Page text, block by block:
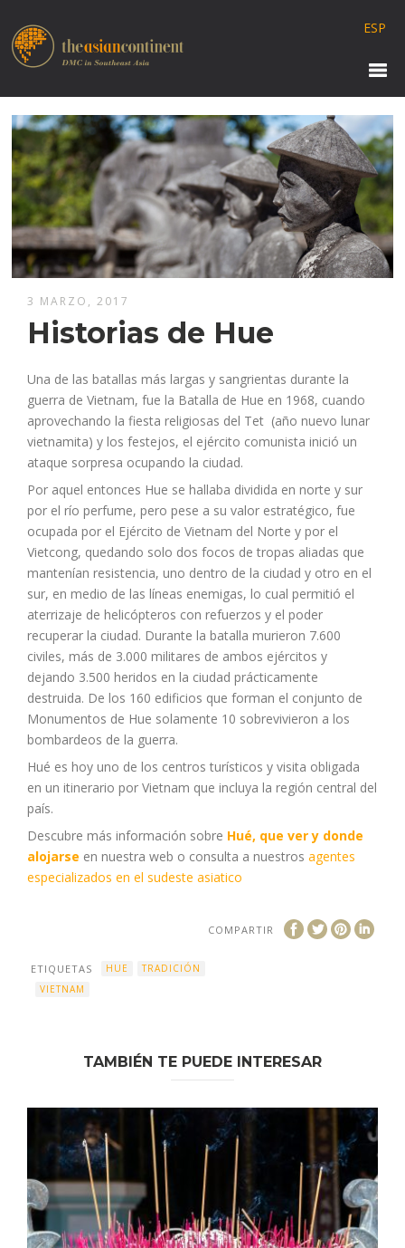
ESP
3 MARZO, 2017
Historias de Hue
Una de las batallas más largas y sangrientas durante la
guerra de Vietnam, fue la Batalla de Hue en 1968, cuando
aprovechando la fiesta religiosas del Tet (año nuevo lunar
vietnamita) y los festejos, el ejército comunista inició un
ataque sorpresa ocupando la ciudad.
Por aquel entonces Hue se hallaba dividida en norte y sur
por el río perfume, pero pese a su valor estratégico, fue
ocupada por el Ejército de Vietnam del Norte y por el
Vietcong, quedando solo dos focos de tropas aliadas que
mantenían resistencia, uno dentro de la ciudad y otro en el
sur, en medio de las líneas enemigas, lo cual permitió el
aterrizaje de helicópteros con refuerzos y el poder
recuperar la ciudad. Durante la batalla murieron 7.600
civiles, más de 3.000 militares de ambos ejércitos y
dejando 3.500 heridos en la ciudad prácticamente
destruida. De los 160 edificios que forman el conjunto de
Monumentos de Hue solamente 10 sobrevivieron a los
bombardeos de la guerra.
Hué es hoy uno de los centros turísticos y visita obligada
en un itinerario por Vietnam que incluya la región central del
país.
Descubre más información sobre Hué, que ver y donde
alojarse en nuestra web o consulta a nuestrosagentes
especializados en el sudeste asiatico
COMPARTIR
ETIQUETAS HUE
TRADICIÓN
VIETNAM
TAMBIÉN TE PUEDE INTERESAR